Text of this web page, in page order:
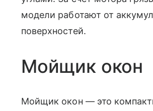
модели работают от
поверхностей.
Мойщик окон
Мойщик окон — это